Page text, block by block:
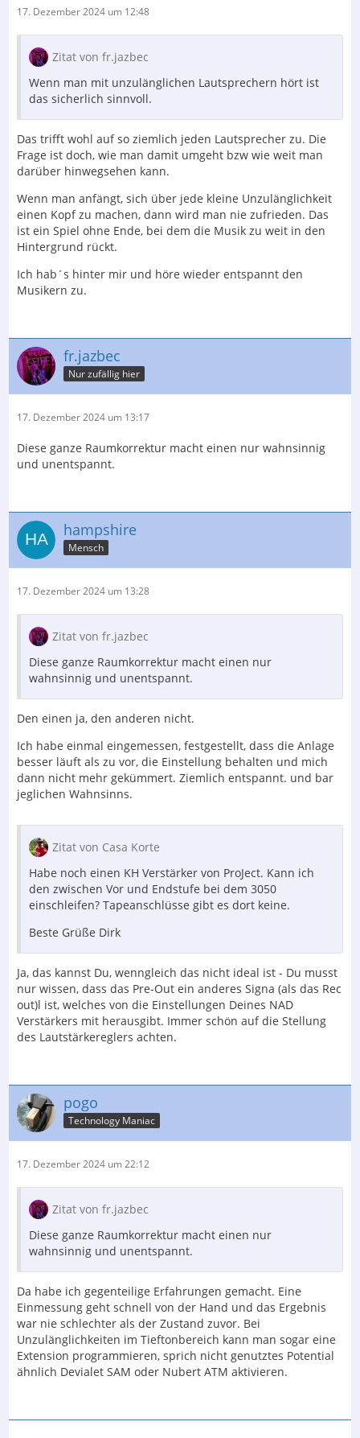
17. Dezember 2024 um 12:48
Zitat von fr.jazbec
Wenn man mit unzulänglichen Lautsprechern hört ist
das sicherlich sinnvoll.
Das trifft wohl auf so ziemlich jeden Lautsprecher zu. Die
Frage ist doch, wie man damit umgeht bzw wie weit man
darüber hinwegsehen kann.
Wenn man anfängt, sich über jede kleine Unzulänglichkeit
einen Kopf zu machen, dann wird man nie zufrieden. Das
ist ein Spiel ohne Ende, bei dem die Musik zu weit in den
Hintergrund rückt.
Ich hab´s hinter mir und höre wieder entspannt den
Musikern zu.
fr.jazbec
Nur zufällig hier
17. Dezember 2024 um 13:17
Diese ganze Raumkorrektur macht einen nur wahnsinnig
und unentspannt.
hampshire
Mensch
17. Dezember 2024 um 13:28
Zitat von fr.jazbec
Diese ganze Raumkorrektur macht einen nur
wahnsinnig und unentspannt.
Den einen ja, den anderen nicht.
Ich habe einmal eingemessen, festgestellt, dass die Anlage
besser läuft als zu vor, die Einstellung behalten und mich
dann nicht mehr gekümmert. Ziemlich entspannt. und bar
jeglichen Wahnsinns.
Zitat von Casa Korte
Habe noch einen KH Verstärker von ProJect. Kann ich
den zwischen Vor und Endstufe bei dem 3050
einschleifen? Tapeanschlüsse gibt es dort keine.
Beste Grüße Dirk
Ja, das kannst Du, wenngleich das nicht ideal ist - Du musst
nur wissen, dass das Pre-Out ein anderes Signa (als das Rec
out)l ist, welches von die Einstellungen Deines NAD
Verstärkers mit herausgibt. Immer schön auf die Stellung
des Lautstärkereglers achten.
pogo
Technology Maniac
17. Dezember 2024 um 22:12
Zitat von fr.jazbec
Diese ganze Raumkorrektur macht einen nur
wahnsinnig und unentspannt.
Da habe ich gegenteilige Erfahrungen gemacht. Eine
Einmessung geht schnell von der Hand und das Ergebnis
war nie schlechter als der Zustand zuvor. Bei
Unzulänglichkeiten im Tieftonbereich kann man sogar eine
Extension programmieren, sprich nicht genutztes Potential
ähnlich Devialet SAM oder Nubert ATM aktivieren.